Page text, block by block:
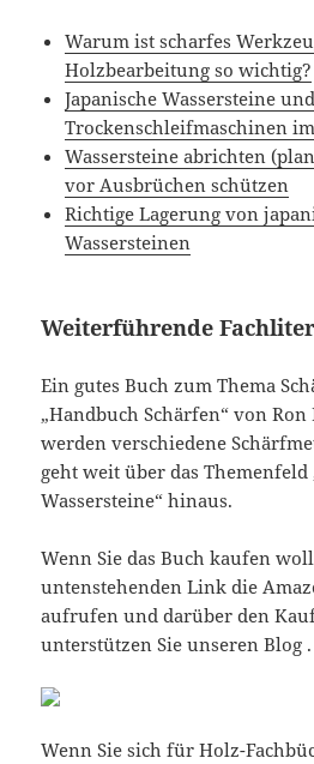
Warum ist scharfes
Holzbearbeitung so wichtig?
Japanische Wassersteine und
Trockenschleifmaschinen
Wassersteine abrichten
vor Ausbrüchen schützen
Richtige Lagerung von
Wassersteinen
Weiterführende
Ein gutes Buch zum Thema
„Handbuch Schärfen“ von
werden verschiedene
geht weit über das Themenfeld
Wassersteine“ hinaus.
Wenn Sie das Buch kaufen
untenstehenden Link die
aufrufen und darüber den
unterstützen Sie unseren Blog .
Wenn Sie sich für Holz-